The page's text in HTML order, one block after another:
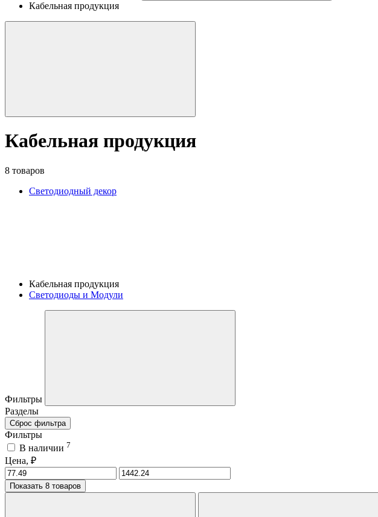
Кабельная продукция
Кабельная продукция
8 товаров
Светодиодный декор
Кабельная продукция
Светодиоды и Модули
Фильтры
Разделы
Сброс фильтра
Фильтры
В наличии 7
Цена, ₽
Показать 8 товаров